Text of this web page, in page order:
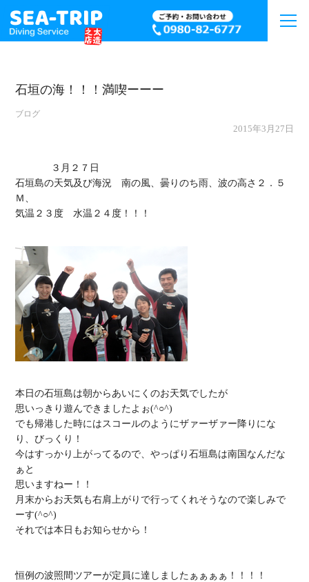
石垣の海！！！満喫ーーー
ブログ
2015年3月27日
石垣島の天気及び海況　南の風、曇りのち雨、波の高さ２．５
Ｍ、
気温２３度　水温２４度！！！
本日の石垣島は朝からあいにくのお天気でしたが
思いっきり遊んできましたよぉ(^○^)
でも帰港した時にはスコールのようにザァーザァー降りにな
り、びっくり！
今はすっかり上がってるので、やっぱり石垣島は南国なんだな
ぁと
思いますねー！！
月末からお天気も右肩上がりで行ってくれそうなので楽しみで
ーす(^○^)
それでは本日もお知らせから！
恒例の波照間ツアーが定員に達しましたぁぁぁぁ！！！！